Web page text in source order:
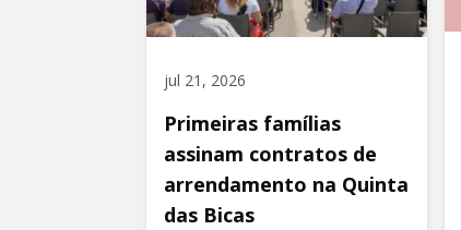
jul 21, 2026
Primeiras famílias
assinam contratos de
arrendamento na Quinta
das Bicas